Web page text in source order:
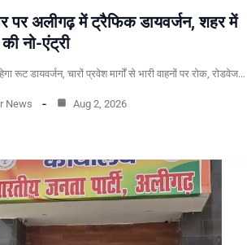
पर अलीगढ़ में ट्रैफिक डायवर्जन, शहर में
नो-एंट्री
रूट डायवर्जन, चारों प्रवेश मार्गों से भारी वाहनों पर रोक, रोडवेज…
News Aug 2, 2026